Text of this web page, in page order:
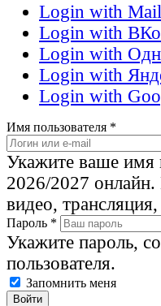
Login with
Login with
Login with
Login with
Login with
Имя пользователя *
Укажите ваше имя
2026/2027
видео,
Пароль *
Укажите пароль,
пользователя.
Запомнить меня